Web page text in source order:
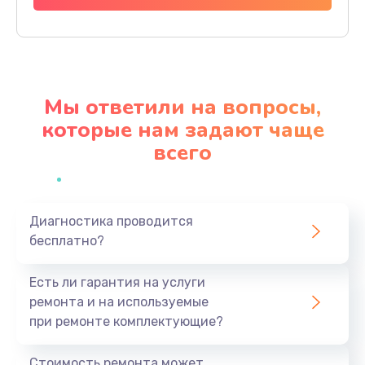
Заказать
Замена видеочипа
Ремонт разъема питания
Заказать
1890 руб.
Мы ответили на вопросы,
которые нам задают чаще
всего
Диагностика проводится
бесплатно?
Есть ли гарантия на услуги
ремонта и на используемые
при ремонте комплектующие?